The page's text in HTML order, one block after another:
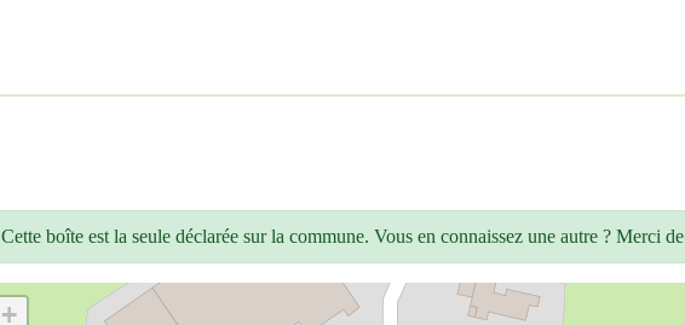
Cette boîte est la seule déclarée sur la commune. Vous en connaissez une autre ? Merci de
+